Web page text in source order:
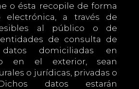
o ésta recopile de forma
electrónica, a través de
al público o de
de consulta de
domiciliadas en
o en el exterior, sean
o jurídicas, privadas o
datos estarán